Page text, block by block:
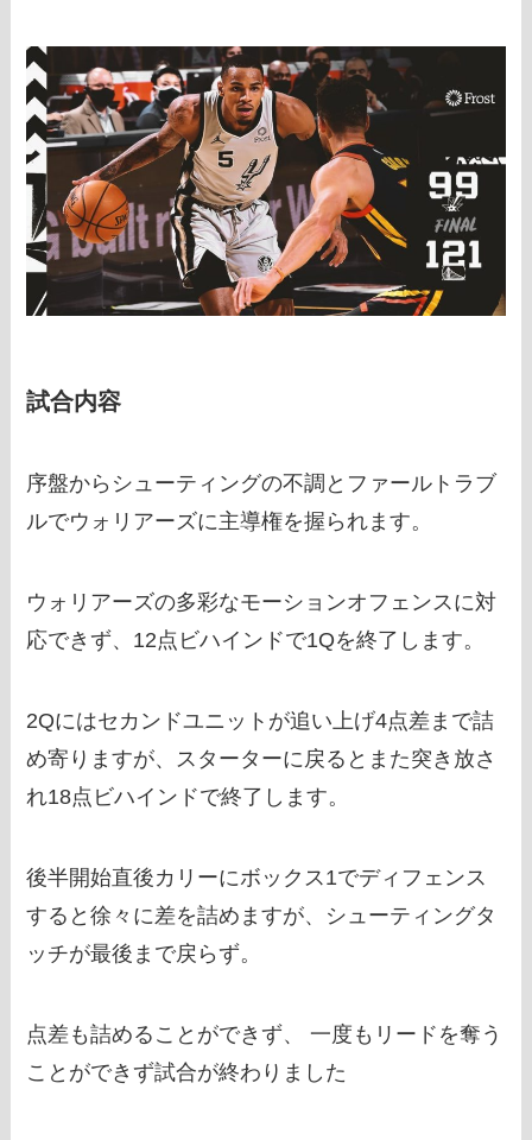
試合内容
序盤からシューティングの不調とファールトラブ
ルでウォリアーズに主導権を握られます。
ウォリアーズの多彩なモーションオフェンスに対
応できず、12点ビハインドで1Qを終了します。
2Qにはセカンドユニットが追い上げ4点差まで詰
め寄りますが、スターターに戻るとまた突き放さ
れ18点ビハインドで終了します。
後半開始直後カリーにボックス1でディフェンス
すると徐々に差を詰めますが、シューティングタ
ッチが最後まで戻らず。
点差も詰めることができず、 一度もリードを奪う
ことができず試合が終わりました